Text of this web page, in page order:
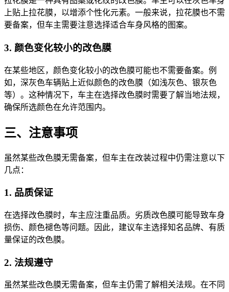
上贴上拉花膜，以增添个性化元素。一般来说，拉花膜也不需
要备案，但车主需要注意选择适合车身风格的图案。
3. 颜色变化较小的改色膜
在某些地区，颜色变化较小的改色膜可能也不需要备案。例
如，深灰色车辆贴上近似颜色的改色膜（如浅灰色、银灰色
等）。这种情况下，车主在选择改色膜时需要了解当地法规，
确保所选颜色在允许范围内。
三、注意事项
虽然某些改色膜无需备案，但车主在改装过程中仍需注意以下
几点：
1. 品质保证
在选择改色膜时，车主应注重品质。劣质改色膜可能导致车身
损伤、颜色褪色等问题。因此，建议车主选择知名品牌、有质
量保证的改色膜。
2. 法规遵守
虽然某些改色膜无需备案，但车主仍需了解相关法规。在不同